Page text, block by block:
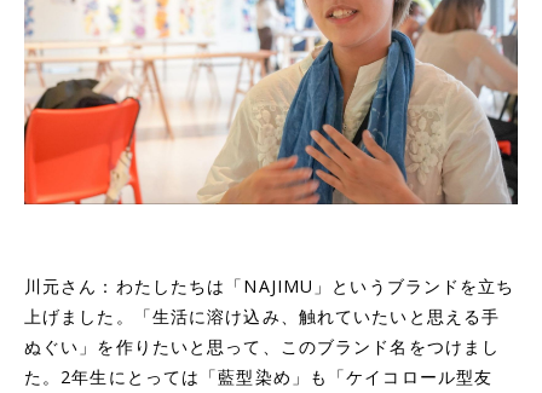
川元さん：わたしたちは「NAJIMU」というブランドを立ち
上げました。「生活に溶け込み、触れていたいと思える手
ぬぐい」を作りたいと思って、このブランド名をつけまし
た。2年生にとっては「藍型染め」も「ケイコロール型友